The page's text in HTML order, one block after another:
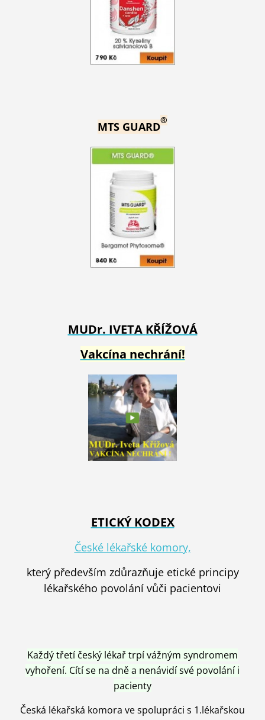
MTS GUARD®
MUDr. IVETA KŘÍŽOVÁ
Vakcína nechrání!
ETICKÝ KODEX
České lékařské komory,
který především zdůrazňuje etické principy
lékařského povolání vůči pacientovi
Každý třetí český lékař trpí vážným syndromem
vyhoření. Cítí se na dně a nenávidí své povolání i
pacienty
Česká lékařská komora ve spolupráci s 1.lékařskou